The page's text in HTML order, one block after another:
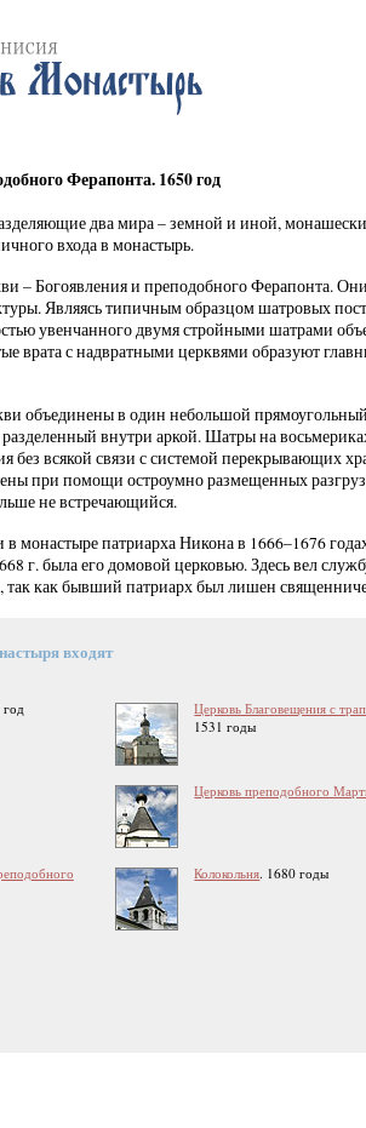
Ферапонта. 1650 год
два мира – земной и иной,
входа в монастырь.
– Богоявления и преподобного Ферапонта.
Являясь типичным образцом шатровых
увенчанного двумя стройными шатрами
врата с надвратными церквями образуют
объединены в один небольшой
внутри аркой. Шатры на
без всякой связи с системой перекрывающих
при помощи остроумно размещенных
не встречающийся.
монастыре патриарха Никона в 1666–1676
г. была его домовой церковью. Здесь вел
как бывший патриарх был лишен
входят
Церковь Благовещения с
1531 годы
Церковь преподобного
Колокольня. 1680 годы